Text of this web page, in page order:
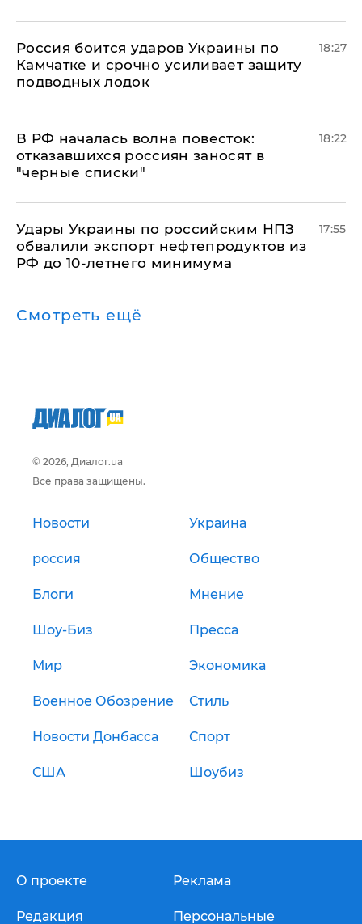
Россия боится ударов Украины по
Камчатке и срочно усиливает защиту
подводных лодок
18:27
​В РФ началась волна повесток:
отказавшихся россиян заносят в
"черные списки"
18:22
Удары Украины по российским НПЗ
обвалили экспорт нефтепродуктов из
РФ до 10-летнего минимума
17:55
Смотреть ещё
© 2026, Диалог.ua
Все права защищены.
Новости Украина
россия Общество
Блоги Мнение
Шоу-Биз Пресса
Мир Экономика
Военное Обозрение Стиль
Новости Донбасса Спорт
США Шоубиз
О проекте
Редакция
Реклама
Персональные